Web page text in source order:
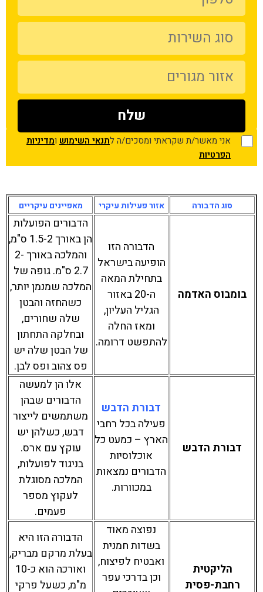
אני מאשר/ת שקראתי ומסכים/ה לתנאי השימוש ומדיניות
הפרטיות
סוג הדבורה אזור פעילות עיקרי מאפיינים עיקריים
בומבוס האדמה
הדבורה הזו
הופיעה בישראל
בתחילת המאה
ה-20 באזור
הגליל העליון,
ומאז החלה
להתפשט דרומה.
הדבורים הפועלות
הן באורך 1.5-2 ס"מ,
והמלכה באורך 2-
2.7 ס"מ. גופה של
המלכה שמנמן יותר,
כשהחזה והבטן
שלה שחורים,
ובחלקה התחתון
של הבטן שלה יש
פס צהוב ופס לבן.
דבורת הדבש
דבורת הדבש
פעילה בכל רחבי
הארץ – כמעט כל
אוכלוסיות
הדבורים נמצאות
במכוורות.
אלו הן למעשה
הדבורים שבהן
משתמשים לייצור
דבש, כשלהן יש
עוקץ עם ארס.
בניגוד לפועלות,
המלכה מסוגלת
לעקוץ מספר
פעמים.
הליקטית
רחבת-פסית
נפוצה מאוד
בשדות חמנית
ואבטיח לפיצוח,
וכן בדרכי עפר
הדבורה הזו היא
בעלת מרקם מבריק,
ואורכה הוא כ-10
מ"מ, כשעל פרקי